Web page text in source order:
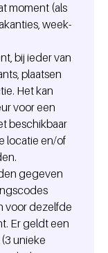
moment (als
week-
bij ieder van
plaatsen
Het kan
voor een
beschikbaar
locatie en/of
gegeven
voor dezelfde
Er geldt een
unieke